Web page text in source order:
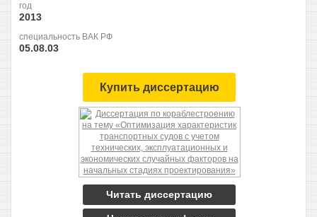
год
2013
специальность ВАК РФ
05.08.03
Купить диссертацию
Читать диссертацию